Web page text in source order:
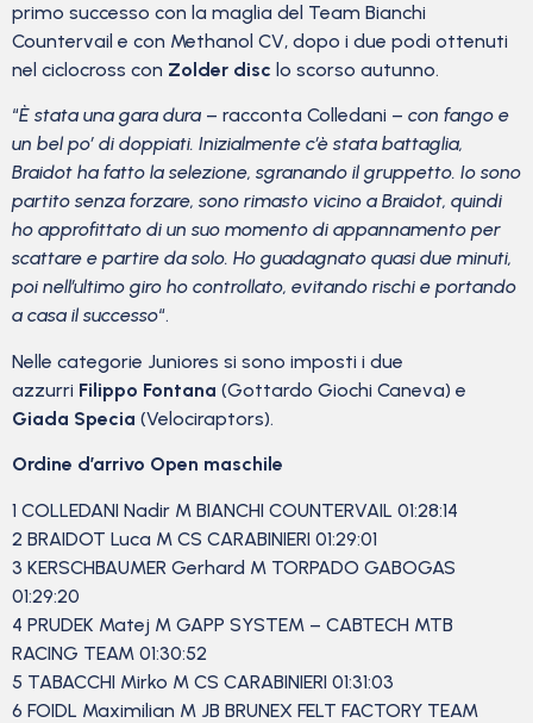
primo successo con la maglia del Team Bianchi
Countervail e con Methanol CV, dopo i due podi ottenuti
nel ciclocross con Zolder disc lo scorso autunno.
“È stata una gara dura – racconta Colledani – con fango e
un bel po’ di doppiati. Inizialmente c’è stata battaglia,
Braidot ha fatto la selezione, sgranando il gruppetto. Io sono
partito senza forzare, sono rimasto vicino a Braidot, quindi
ho approfittato di un suo momento di appannamento per
scattare e partire da solo. Ho guadagnato quasi due minuti,
poi nell’ultimo giro ho controllato, evitando rischi e portando
a casa il successo“.
Nelle categorie Juniores si sono imposti i due
azzurri Filippo Fontana (Gottardo Giochi Caneva) e
Giada Specia (Velociraptors).
Ordine d’arrivo Open maschile
1 COLLEDANI Nadir M BIANCHI COUNTERVAIL 01:28:14
2 BRAIDOT Luca M CS CARABINIERI 01:29:01
3 KERSCHBAUMER Gerhard M TORPADO GABOGAS
01:29:20
4 PRUDEK Matej M GAPP SYSTEM – CABTECH MTB
RACING TEAM 01:30:52
5 TABACCHI Mirko M CS CARABINIERI 01:31:03
6 FOIDL Maximilian M JB BRUNEX FELT FACTORY TEAM